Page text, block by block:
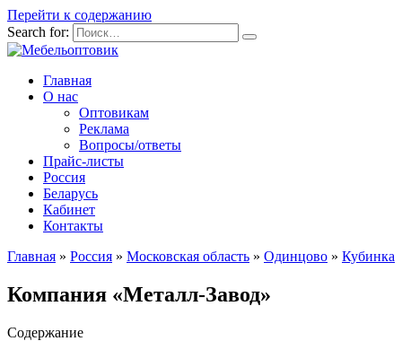
Перейти к содержанию
Search for:
Главная
О нас
Оптовикам
Реклама
Вопросы/ответы
Прайс-листы
Россия
Беларусь
Кабинет
Контакты
Главная » Россия » Московская область » Одинцово » Кубинка
Компания «Металл-Завод»
Содержание